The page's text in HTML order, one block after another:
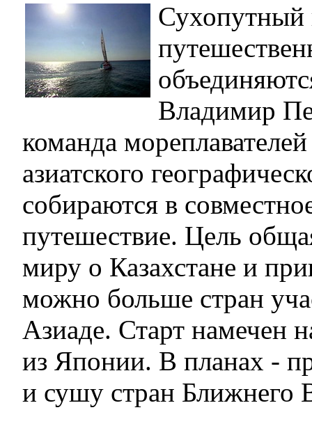
Сухопутный
Владимир
команда
азиатского
собираются в
путешествие. Цель
миру о Казахстане и
можно больше стран
Азиаде. Старт намечен
из Японии. В планах -
и сушу стран Ближнего